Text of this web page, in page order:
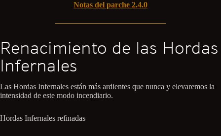
Notas del parche 2.4.0
Renacimiento de las Hordas
Infernales
Las Hordas Infernales están más ardientes que nunca y elevaremos la
intensidad de este modo incendiario.
Hordas Infernales refinadas